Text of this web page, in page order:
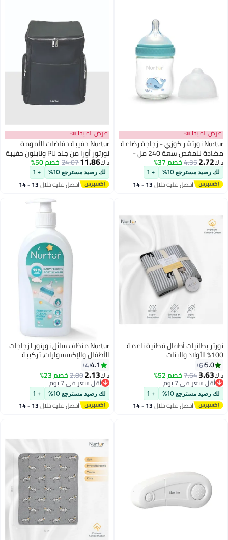
عرض الميجا 📣
Nurtur نورتشر كوزي - زجاجة رضاعة
مضادة للمغص سعة 240 مل -
زرقاء
د.ك‏2.72
4.35خصم 37%
لك رصيد مسترجع 10% + 1
احصل عليه خلال 13 - 14
عرض الميجا 📣
Nurtur حقيبة حفاضات الأمومة
نورتور أورا من جلد PU ونايلون حقيبة
ظهر عصرية متعددة الوظائف
حقيبة سفر مع جيب لتدفئة زجاجة
العزل وحصيرة تغيير - أسود
د.ك‏11.86
24.07خصم 50%
لك رصيد مسترجع 10% + 1
احصل عليه خلال 13 - 14
نورتر بطانيات أطفال قطنية ناعمة
100% للأولاد والبنات
5.0
6
د.ك‏3.63
7.64خصم 52%
أقل سعر في 7 يوم
أقل سعر في 7 يوم
لك رصيد مسترجع 10% + 1
احصل عليه خلال 13 - 14
Nurtur منظف سائل نورتور لزجاجات
الأطفال والإكسسوارات، تركيبة
فعالة 100% آمنة ولطيفة على
الأطفال، معقمة، نظيفة، عضوية
حيوية
4.1
4
د.ك‏2.13
2.80خصم 23%
أقل سعر في 7 يوم
أقل سعر في 7 يوم
لك رصيد مسترجع 10% + 1
احصل عليه خلال 13 - 14